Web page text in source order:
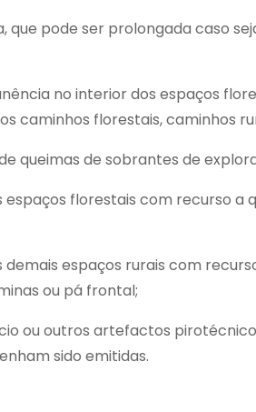
que pode ser prolongada caso
no interior dos espaços
caminhos florestais, caminhos
queimas de sobrantes de
florestais com recurso a
espaços rurais com
ou pá frontal;
ou outros artefactos
sido emitidas.